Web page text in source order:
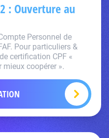
: Ouverture au
Personnel de
Pour particuliers &
certification CPF «
mieux coopérer ».